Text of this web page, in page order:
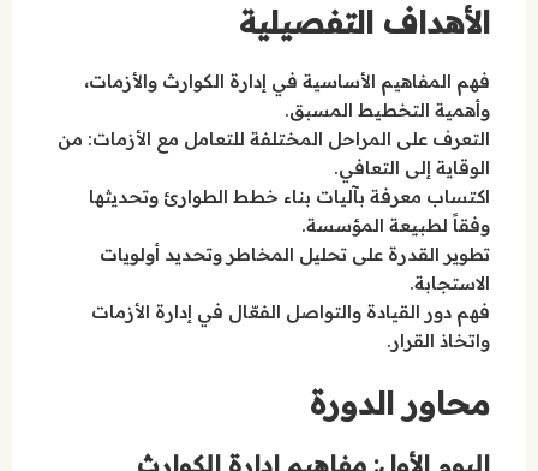
الأهداف التفصيلية
فهم المفاهيم الأساسية في إدارة الكوارث والأزمات،
وأهمية التخطيط المسبق.
التعرف على المراحل المختلفة للتعامل مع الأزمات: من
الوقاية إلى التعافي.
اكتساب معرفة بآليات بناء خطط الطوارئ وتحديثها
وفقاً لطبيعة المؤسسة.
تطوير القدرة على تحليل المخاطر وتحديد أولويات
الاستجابة.
فهم دور القيادة والتواصل الفعّال في إدارة الأزمات
واتخاذ القرار.
محاور الدورة
اليوم الأول: مفاهيم إدارة الكوارث